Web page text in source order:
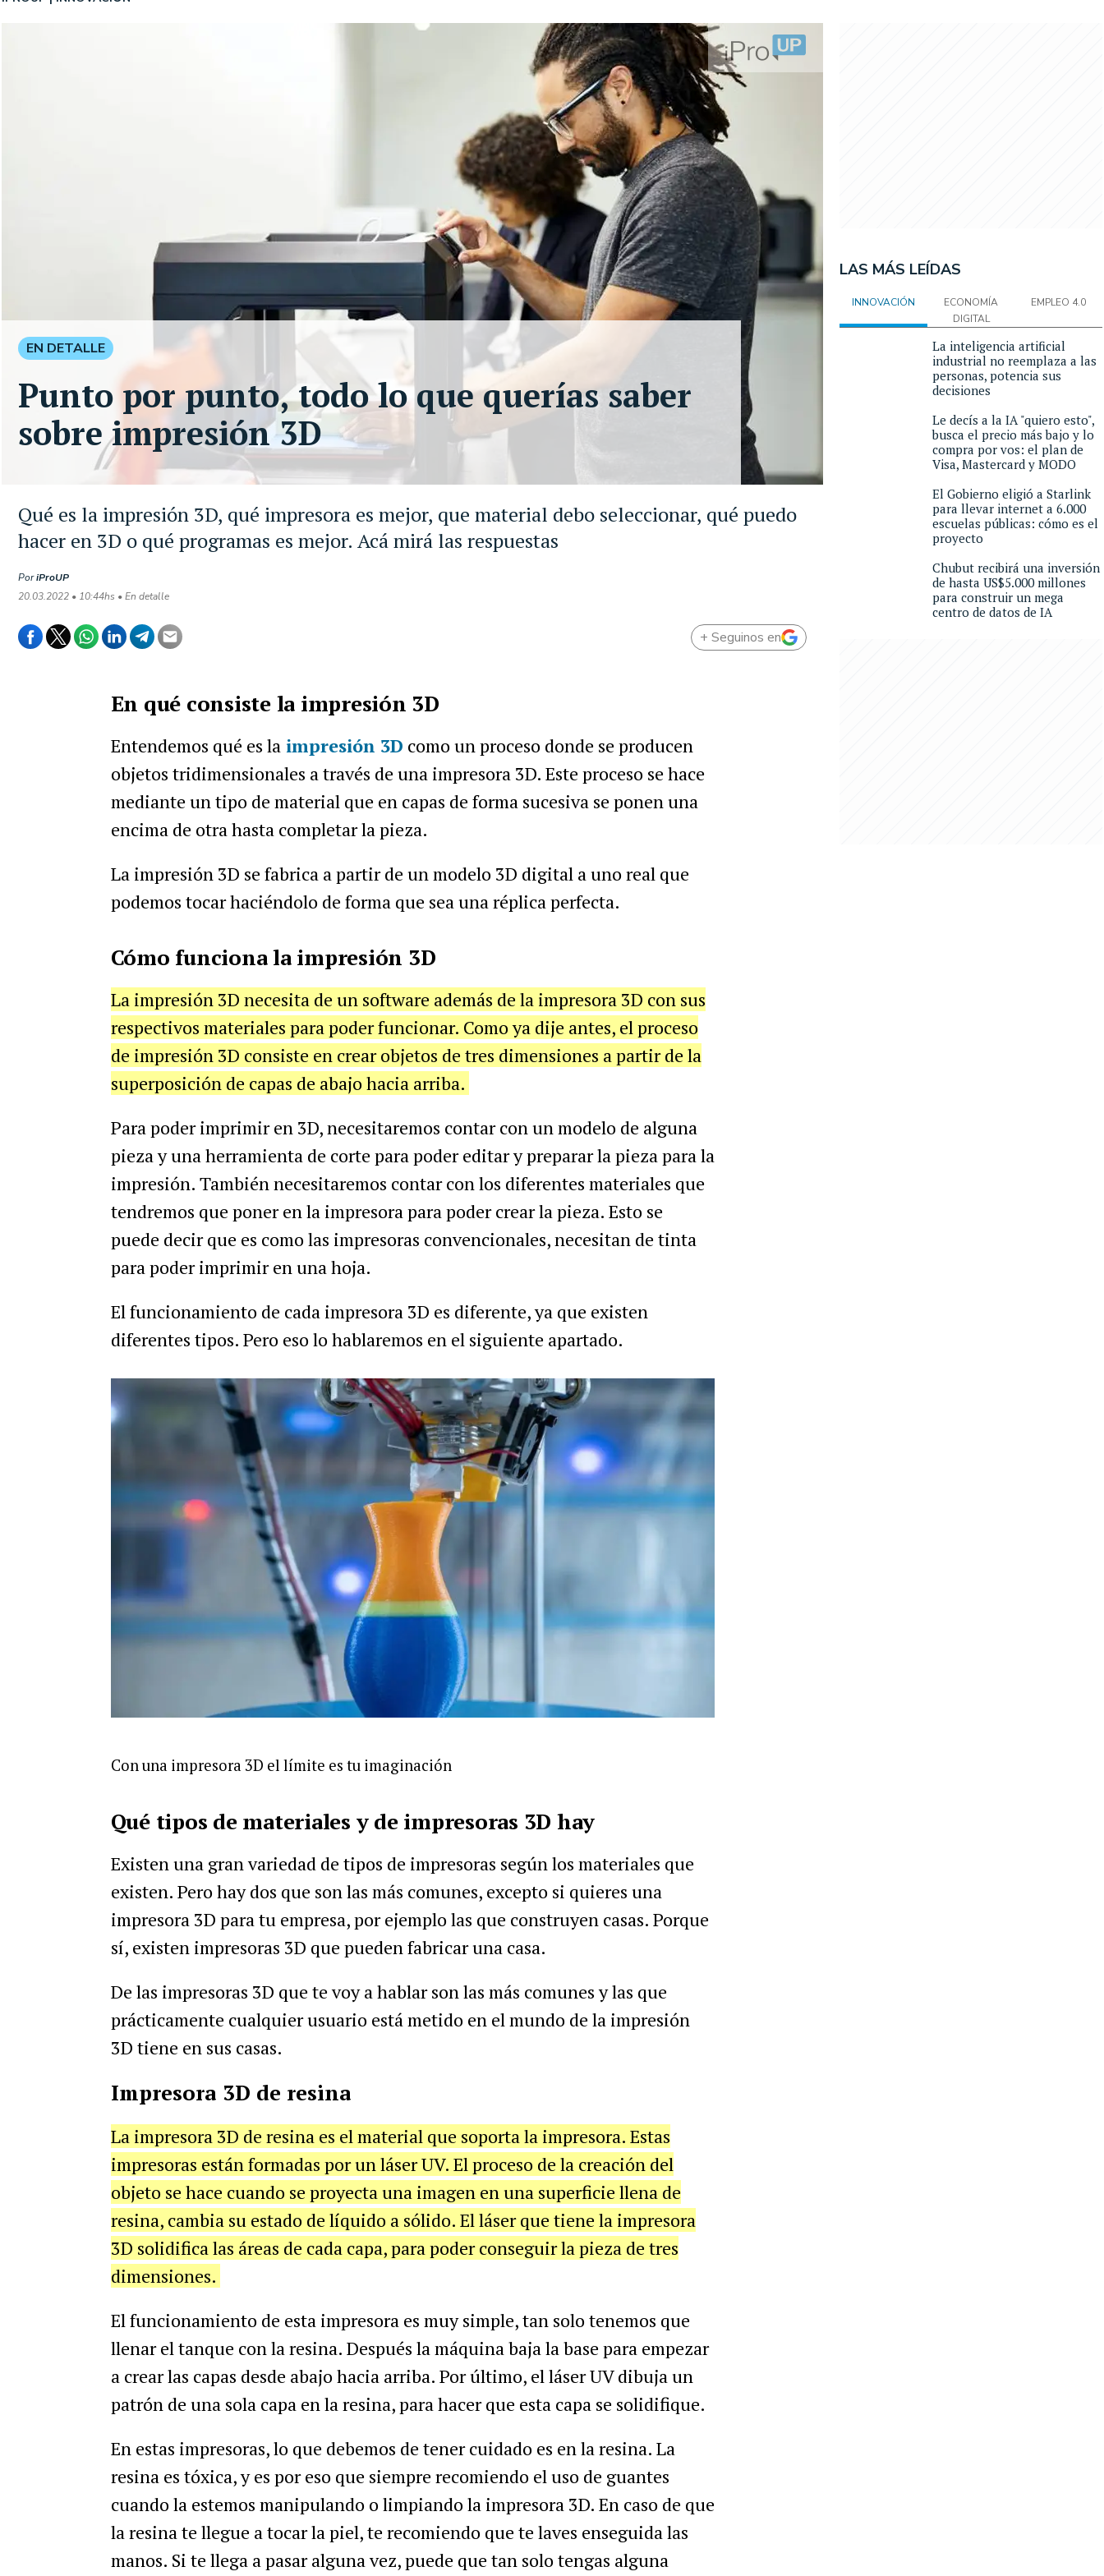
Qué es la impresión 3D, qué impresora es mejor, que material debo seleccionar, qué puedo
hacer en 3D o qué programas es mejor. Acá mirá las respuestas
PoriProUP
20.03.2022 • 10:44hs • En detalle
EN DETALLE
Punto por punto, todo lo que querías saber
sobre impresión 3D
+ Seguinos en
En qué consiste la impresión 3D
Entendemos qué es la impresión 3D como un proceso donde se producen
objetos tridimensionales a través de una impresora 3D. Este proceso se hace
mediante un tipo de material que en capas de forma sucesiva se ponen una
encima de otra hasta completar la pieza.
La impresión 3D se fabrica a partir de un modelo 3D digital a uno real que
podemos tocar haciéndolo de forma que sea una réplica perfecta.
Cómo funciona la impresión 3D
La impresión 3D necesita de un software además de la impresora 3D con sus
respectivos materiales para poder funcionar. Como ya dije antes, el proceso
de impresión 3D consiste en crear objetos de tres dimensiones a partir de la
superposición de capas de abajo hacia arriba.
Para poder imprimir en 3D, necesitaremos contar con un modelo de alguna
pieza y una herramienta de corte para poder editar y preparar la pieza para la
impresión. También necesitaremos contar con los diferentes materiales que
tendremos que poner en la impresora para poder crear la pieza. Esto se
puede decir que es como las impresoras convencionales, necesitan de tinta
para poder imprimir en una hoja.
El funcionamiento de cada impresora 3D es diferente, ya que existen
diferentes tipos. Pero eso lo hablaremos en el siguiente apartado.
Con una impresora 3D el límite es tu imaginación
Qué tipos de materiales y de impresoras 3D hay
Existen una gran variedad de tipos de impresoras según los materiales que
existen. Pero hay dos que son las más comunes, excepto si quieres una
impresora 3D para tu empresa, por ejemplo las que construyen casas. Porque
sí, existen impresoras 3D que pueden fabricar una casa.
De las impresoras 3D que te voy a hablar son las más comunes y las que
prácticamente cualquier usuario está metido en el mundo de la impresión
3D tiene en sus casas.
Impresora 3D de resina
La impresora 3D de resina es el material que soporta la impresora. Estas
impresoras están formadas por un láser UV. El proceso de la creación del
objeto se hace cuando se proyecta una imagen en una superficie llena de
resina, cambia su estado de líquido a sólido. El láser que tiene la impresora
3D solidifica las áreas de cada capa, para poder conseguir la pieza de tres
dimensiones.
El funcionamiento de esta impresora es muy simple, tan solo tenemos que
llenar el tanque con la resina. Después la máquina baja la base para empezar
a crear las capas desde abajo hacia arriba. Por último, el láser UV dibuja un
patrón de una sola capa en la resina, para hacer que esta capa se solidifique.
En estas impresoras, lo que debemos de tener cuidado es en la resina. La
resina es tóxica, y es por eso que siempre recomiendo el uso de guantes
cuando la estemos manipulando o limpiando la impresora 3D. En caso de que
la resina te llegue a tocar la piel, te recomiendo que te laves enseguida las
manos. Si te llega a pasar alguna vez, puede que tan solo tengas alguna
LAS MÁS LEÍDAS
INNOVACIÓN
ECONOMÍA
DIGITAL
EMPLEO 4.0
La inteligencia artificial
industrial no reemplaza a las
personas, potencia sus
decisiones
Le decís a la IA "quiero esto",
busca el precio más bajo y lo
compra por vos: el plan de
Visa, Mastercard y MODO
El Gobierno eligió a Starlink
para llevar internet a 6.000
escuelas públicas: cómo es el
proyecto
Chubut recibirá una inversión
de hasta US$5.000 millones
para construir un mega
centro de datos de IA